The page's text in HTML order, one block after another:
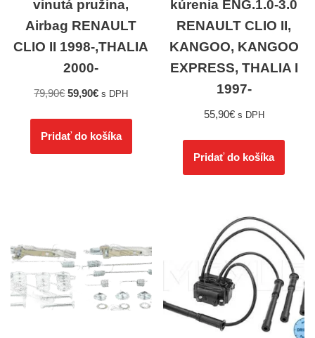
vinutá pružina,
Airbag RENAULT
CLIO II 1998-,THALIA
2000-
79,90€ 59,90€ s DPH
Pridať do košíka
kúrenia ENG.1.0-3.0
RENAULT CLIO II,
KANGOO, KANGOO
EXPRESS, THALIA I
1997-
55,90€ s DPH
Pridať do košíka